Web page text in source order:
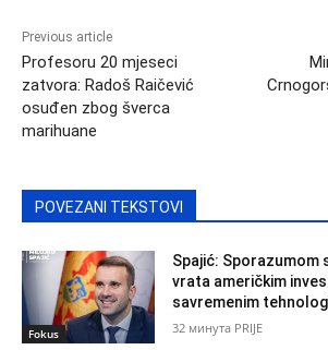
Previous article
Profesoru 20 mjeseci
zatvora: Radoš Raičević
osuđen zbog šverca
marihuane
POVEZANI TEKSTOVI
Fokus
Spajić: Sporazumom
vrata američkim
savremenim
32 минута PRIJE